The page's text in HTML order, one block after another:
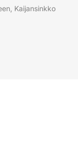
Kaijansinkko